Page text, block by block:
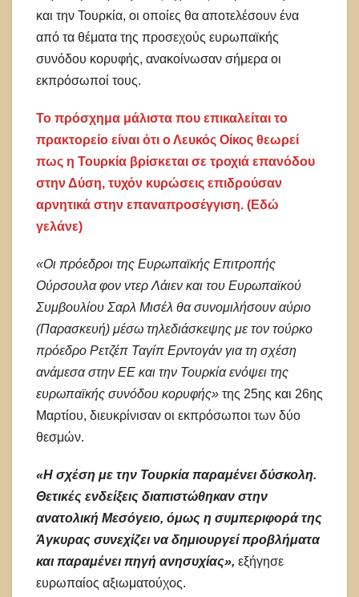
και την Τουρκία, οι οποίες θα αποτελέσουν ένα
από τα θέματα της προσεχούς ευρωπαϊκής
συνόδου κορυφής, ανακοίνωσαν σήμερα οι
εκπρόσωποί τους.
Το πρόσχημα μάλιστα που επικαλείται το
πρακτορείο είναι ότι ο Λευκός Οίκος θεωρεί
πως η Τουρκία βρίσκεται σε τροχιά επανόδου
στην Δύση, τυχόν κυρώσεις επιδρούσαν
αρνητικά στην επαναπροσέγγιση. (Εδώ
γελάνε)
«Οι πρόεδροι της Ευρωπαϊκής Επιτροπής
Ούρσουλα φον ντερ Λάιεν και του Ευρωπαϊκού
Συμβουλίου Σαρλ Μισέλ θα συνομιλήσουν αύριο
(Παρασκευή) μέσω τηλεδιάσκεψης με τον τούρκο
πρόεδρο Ρετζέπ Ταγίπ Ερντογάν για τη σχέση
ανάμεσα στην ΕΕ και την Τουρκία ενόψει της
ευρωπαϊκής συνόδου κορυφής» της 25ης και 26ης
Μαρτίου, διευκρίνισαν οι εκπρόσωποι των δύο
θεσμών.
«Η σχέση με την Τουρκία παραμένει δύσκολη.
Θετικές ενδείξεις διαπιστώθηκαν στην
ανατολική Μεσόγειο, όμως η συμπεριφορά της
Άγκυρας συνεχίζει να δημιουργεί προβλήματα
και παραμένει πηγή ανησυχίας», εξήγησε
ευρωπαίος αξιωματούχος.